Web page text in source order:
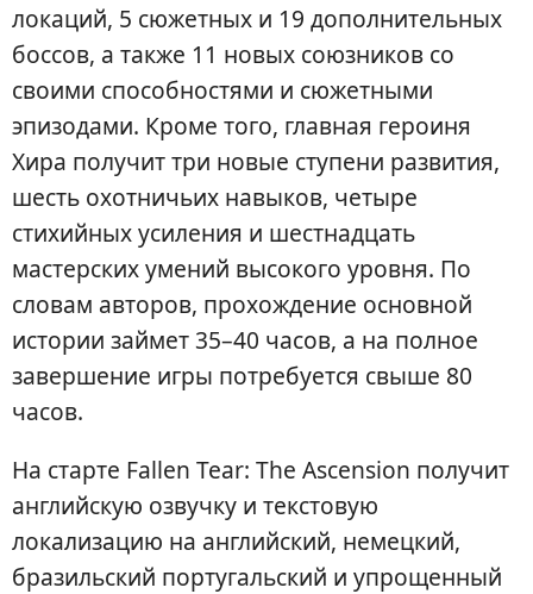
локаций, 5 сюжетных и 19 дополнительных
боссов, а также 11 новых союзников со
своими способностями и сюжетными
эпизодами. Кроме того, главная героиня
Хира получит три новые ступени развития,
шесть охотничьих навыков, четыре
стихийных усиления и шестнадцать
мастерских умений высокого уровня. По
словам авторов, прохождение основной
истории займет 35–40 часов, а на полное
завершение игры потребуется свыше 80
часов.
На старте Fallen Tear: The Ascension получит
английскую озвучку и текстовую
локализацию на английский, немецкий,
бразильский португальский и упрощенный